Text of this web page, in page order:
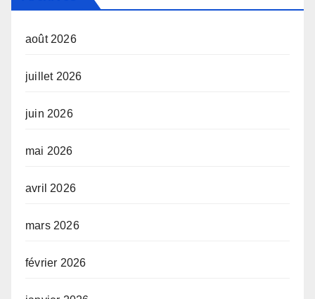
août 2026
juillet 2026
juin 2026
mai 2026
avril 2026
mars 2026
février 2026